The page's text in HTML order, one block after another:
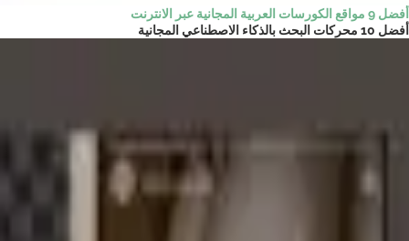
أفضل 9 مواقع الكورسات العربية المجانية عبر الانترنت
أفضل 10 محركات البحث بالذكاء الاصطناعي المجانية